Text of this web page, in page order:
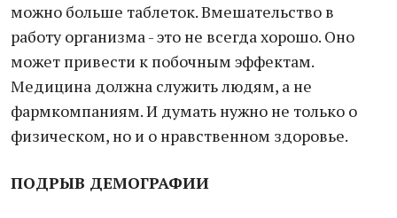
можно больше таблеток. Вмешательство в
работу организма - это не всегда хорошо. Оно
может привести к побочным эффектам.
Медицина должна служить людям, а не
фармкомпаниям. И думать нужно не только о
физическом, но и о нравственном здоровье.
ПОДРЫВ ДЕМОГРАФИИ